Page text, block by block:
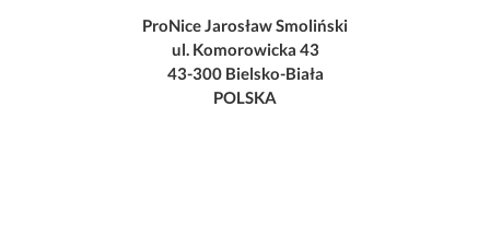
ProNice Jarosław Smoliński
ul. Komorowicka 43
43-300 Bielsko-Biała
POLSKA